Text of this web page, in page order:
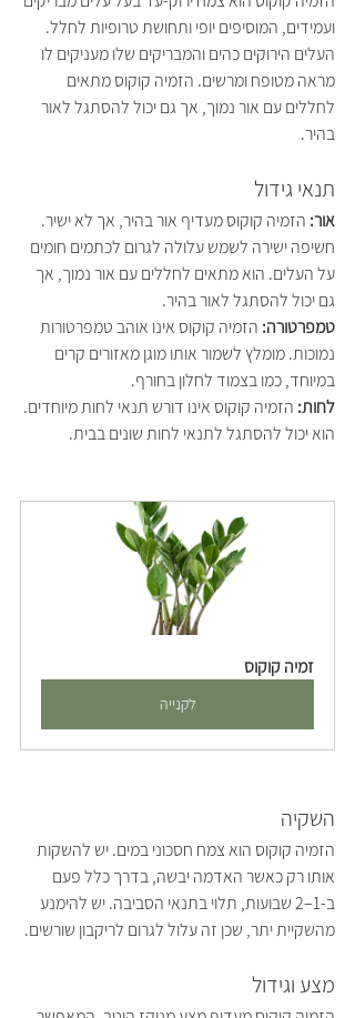
ועמידים, המוסיפים יופי ותחושת טרופיות לחלל.
העלים הירוקים כהים והמבריקים שלו מעניקים לו
מראה מטופח ומרשים. הזמיה קוקוס מתאים
לחללים עם אור נמוך, אך גם יכול להסתגל לאור
בהיר.
תנאי גידול
אור: הזמיה קוקוס מעדיף אור בהיר, אך לא ישיר.
חשיפה ישירה לשמש עלולה לגרום לכתמים חומים
על העלים. הוא מתאים לחללים עם אור נמוך, אך
גם יכול להסתגל לאור בהיר.
טמפרטורה: הזמיה קוקוס אינו אוהב טמפרטורות
נמוכות. מומלץ לשמור אותו מוגן מאזורים קרים
במיוחד, כמו בצמוד לחלון בחורף.
לחות: הזמיה קוקוס אינו דורש תנאי לחות מיוחדים.
הוא יכול להסתגל לתנאי לחות שונים בבית.
זמיה קוקוס
לקנייה
השקיה
הזמיה קוקוס הוא צמח חסכוני במים. יש להשקות
אותו רק כאשר האדמה יבשה, בדרך כלל פעם
ב-1–2 שבועות, תלוי בתנאי הסביבה. יש להימנע
מהשקיית יתר, שכן זה עלול לגרום לריקבון שורשים.
מצע וגידול